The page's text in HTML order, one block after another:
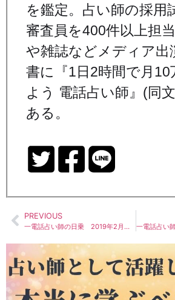
を鑑定。占い師の採用
審査員を400件以上担
や雑誌などメディア出
書に『1日2時間で月10
よう 電話占い師』(同
ある。
PREVIOUS
一電話占い師の日乗 2019年2月から3月まで